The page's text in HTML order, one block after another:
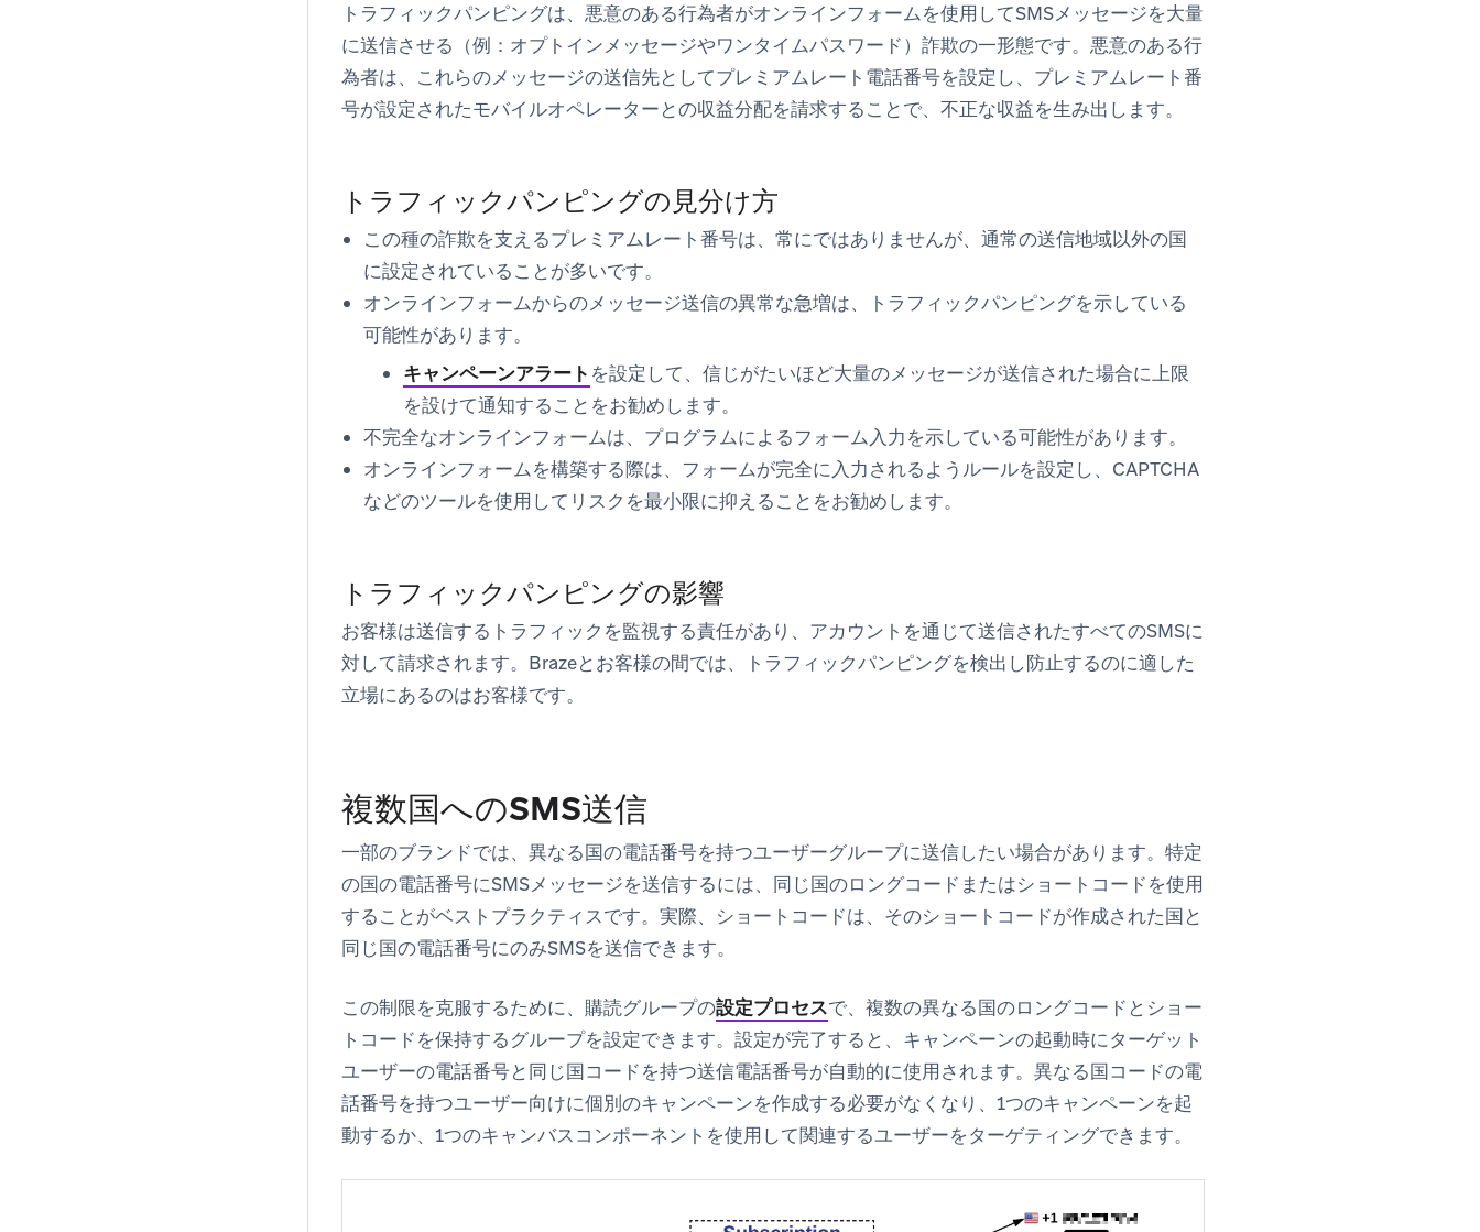
トラフィックパンピングは、悪意のある行為者がオンラインフォームを使用してSMSメッセージを大量
に送信させる（例：オプトインメッセージやワンタイムパスワード）詐欺の一形態です。悪意のある行
為者は、これらのメッセージの送信先としてプレミアムレート電話番号を設定し、プレミアムレート番
号が設定されたモバイルオペレーターとの収益分配を請求することで、不正な収益を生み出します。
トラフィックパンピングの見分け方
この種の詐欺を支えるプレミアムレート番号は、常にではありませんが、通常の送信地域以外の国
に設定されていることが多いです。
オンラインフォームからのメッセージ送信の異常な急増は、トラフィックパンピングを示している
可能性があります。
キャンペーンアラート を設定して、信じがたいほど大量のメッセージが送信された場合に上限
を設けて通知することをお勧めします。
不完全なオンラインフォームは、プログラムによるフォーム入力を示している可能性があります。
オンラインフォームを構築する際は、フォームが完全に入力されるようルールを設定し、CAPTCHA
などのツールを使用してリスクを最小限に抑えることをお勧めします。
トラフィックパンピングの影響
お客様は送信するトラフィックを監視する責任があり、アカウントを通じて送信されたすべてのSMSに
対して請求されます。Brazeとお客様の間では、トラフィックパンピングを検出し防止するのに適した
立場にあるのはお客様です。
複数国へのSMS送信
一部のブランドでは、異なる国の電話番号を持つユーザーグループに送信したい場合があります。特定
の国の電話番号にSMSメッセージを送信するには、同じ国のロングコードまたはショートコードを使用
することがベストプラクティスです。実際、ショートコードは、そのショートコードが作成された国と
同じ国の電話番号にのみSMSを送信できます。
この制限を克服するために、購読グループの設定プロセスで、複数の異なる国のロングコードとショー
トコードを保持するグループを設定できます。設定が完了すると、キャンペーンの起動時にターゲット
ユーザーの電話番号と同じ国コードを持つ送信電話番号が自動的に使用されます。異なる国コードの電
話番号を持つユーザー向けに個別のキャンペーンを作成する必要がなくなり、1つのキャンペーンを起
動するか、1つのキャンバスコンポーネントを使用して関連するユーザーをターゲティングできます。